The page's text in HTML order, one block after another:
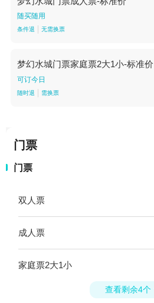
随买随用
条件退 无需换票
梦幻水城门票家庭票2大1小-标准价
可订今日
随时退 需换票
门票
门票
双人票
成人票
家庭票2大1小
查看剩余4个